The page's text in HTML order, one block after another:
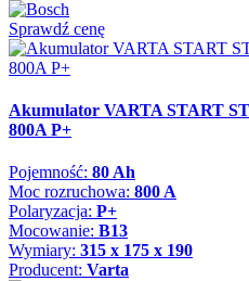
Sprawdź cenę
Akumulator VARTA START
800A P+
Pojemność: 80 Ah
Moc rozruchowa: 800 A
Polaryzacja: P+
Mocowanie: B13
Wymiary: 315 x 175 x 190
Producent: Varta